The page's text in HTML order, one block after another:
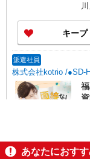
川」駅 ★勤務
キープ
派遣社員
株式会社kotrio /●SD-
あなたにおす